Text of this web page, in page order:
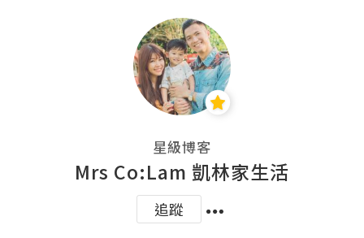
星級博客
Mrs Co:Lam 凱林家生活
追蹤